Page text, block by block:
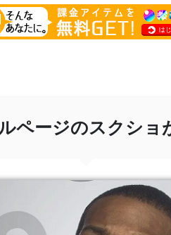
ページのスクショ